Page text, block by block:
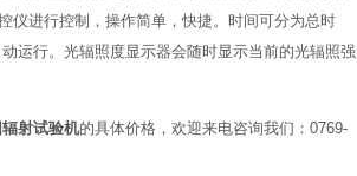
仪进行控制，操作简单，快捷。时间可分为总时
运行。光辐照度显示器会随时显示当前的光辐照强
射试验机的具体价格，欢迎来电咨询我们：0769-